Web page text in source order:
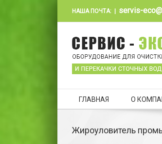
НАША ПОЧТА: servis-
ГЛАВНАЯ О
Жироуловитель